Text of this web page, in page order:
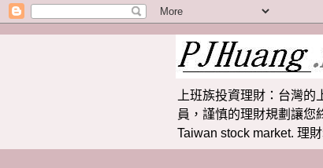
上班族投資理財：台灣
員，謹慎的理財規劃讓您
Taiwan stock market. 理